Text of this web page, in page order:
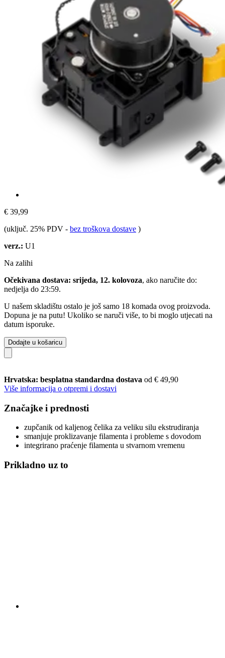
€ 39,99
(uključ. 25% PDV - bez troškova dostave )
verz.: U1
Na zalihi
Očekivana dostava: srijeda, 12. kolovoza, ako naručite do:
nedjelja do 23:59.
U našem skladištu ostalo je još samo 18 komada ovog proizvoda.
Dopuna je na putu! Ukoliko se naruči više, to bi moglo utjecati na
datum isporuke.
Dodajte u košaricu
Hrvatska: besplatna standardna dostava od € 49,90
Više informacija o otpremi i dostavi
Značajke i prednosti
zupčanik od kaljenog čelika za veliku silu ekstrudiranja
smanjuje proklizavanje filamenta i probleme s dovodom
integrirano praćenje filamenta u stvarnom vremenu
Prikladno uz to